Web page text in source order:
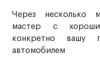
Через несколько
мастер с
конкретно вашу
автомобилем